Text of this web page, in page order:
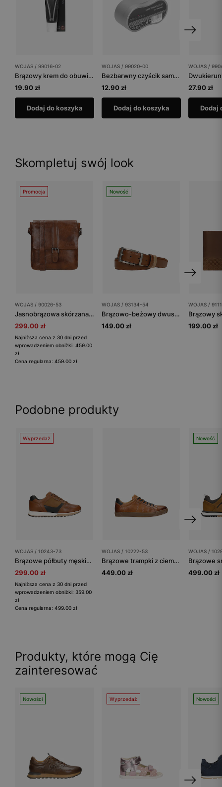
WOJAS / 99016-02
Brązowy krem do obuwia tuba 75 ml
19.90 zł
Dodaj do koszyka
WOJAS / 99020-00
Bezbarwny czyścik samo-nabłyszczający
12.90 zł
Dodaj do koszyka
WOJAS /
27.90 zł
Dodaj
Skompletuj swój look
Promocja
WOJAS / 90026-53
Jasnobrązowa skórzana torba męska listonoszka
299.00 zł
Najniższa cena z 30 dni przed
wprowadzeniem obniżki: 459.00
zł
Cena regularna: 459.00 zł
Nowość
WOJAS / 93134-54
Brązowo-beżowy dwustronny pasek męski z obrotową klamrą
149.00 zł
WOJAS /
199.00 zł
Podobne produkty
Wyprzedaż
WOJAS / 10243-73
Brązowe półbuty męskie z łączonych skór
299.00 zł
Najniższa cena z 30 dni przed
wprowadzeniem obniżki: 359.00
zł
Cena regularna: 499.00 zł
WOJAS / 10222-53
Brązowe trampki z ciemnymi wstawkami
449.00 zł
Nowość
WOJAS /
499.00 zł
Produkty, które mogą Cię
zainteresować
Nowości Wyprzedaż Nowości